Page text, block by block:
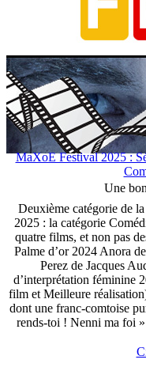
MaXoE Festival 2025 :
Une
Deuxième catégorie de
2025 : la catégorie
quatre films, et non pas
Palme d’or 2024 Anora
Perez de Jacques
d’interprétation féminine
film et Meilleure
dont une franc-comtoise
rends-toi ! Nenni ma foi